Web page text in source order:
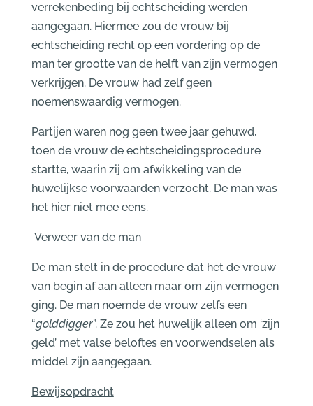
verrekenbeding bij echtscheiding werden
aangegaan. Hiermee zou de vrouw bij
echtscheiding recht op een vordering op de
man ter grootte van de helft van zijn vermogen
verkrijgen. De vrouw had zelf geen
noemenswaardig vermogen.
Partijen waren nog geen twee jaar gehuwd,
toen de vrouw de echtscheidingsprocedure
startte, waarin zij om afwikkeling van de
huwelijkse voorwaarden verzocht. De man was
het hier niet mee eens.
Verweer van de man
De man stelt in de procedure dat het de vrouw
van begin af aan alleen maar om zijn vermogen
ging. De man noemde de vrouw zelfs een
“golddigger”. Ze zou het huwelijk alleen om ‘zijn
geld’ met valse beloftes en voorwendselen als
middel zijn aangegaan.
Bewijsopdracht